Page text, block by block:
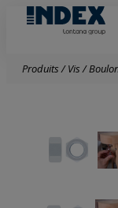
Produits/Vis/